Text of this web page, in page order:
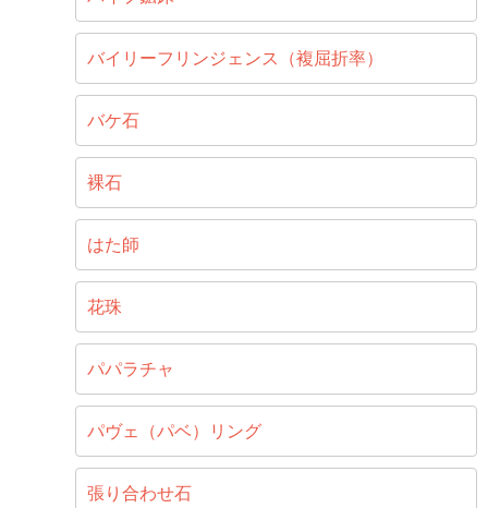
バイリーフリンジェンス（複屈折率）
バケ石
裸石
はた師
花珠
パパラチャ
パヴェ（パベ）リング
張り合わせ石